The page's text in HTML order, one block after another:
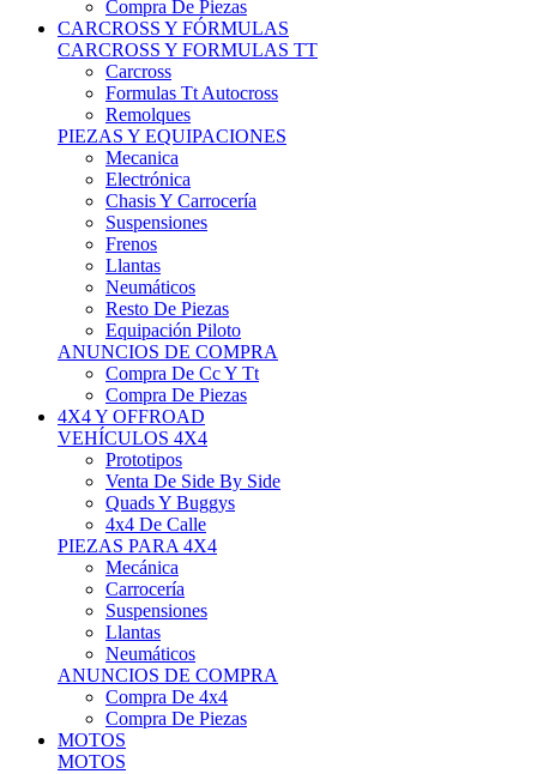
CARCROSS Y FORMULAS TT
Carcross
Formulas Tt Autocross
Remolques
PIEZAS Y EQUIPACIONES
Mecanica
Electrónica
Chasis Y Carrocería
Suspensiones
Frenos
Llantas
Neumáticos
Resto De Piezas
Equipación Piloto
ANUNCIOS DE COMPRA
Compra De Cc Y Tt
Compra De Piezas
4X4 Y OFFROAD
VEHÍCULOS 4X4
Prototipos
Venta De Side By Side
Quads Y Buggys
4x4 De Calle
PIEZAS PARA 4X4
Mecánica
Carrocería
Suspensiones
Llantas
Neumáticos
ANUNCIOS DE COMPRA
Compra De 4x4
Compra De Piezas
MOTOS
MOTOS
Motos De Circuito